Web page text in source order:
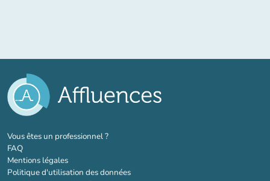
Vous êtes un professionnel ?(nouvel onglet)
FAQ
Mentions légales
Politique d'utilisation des données